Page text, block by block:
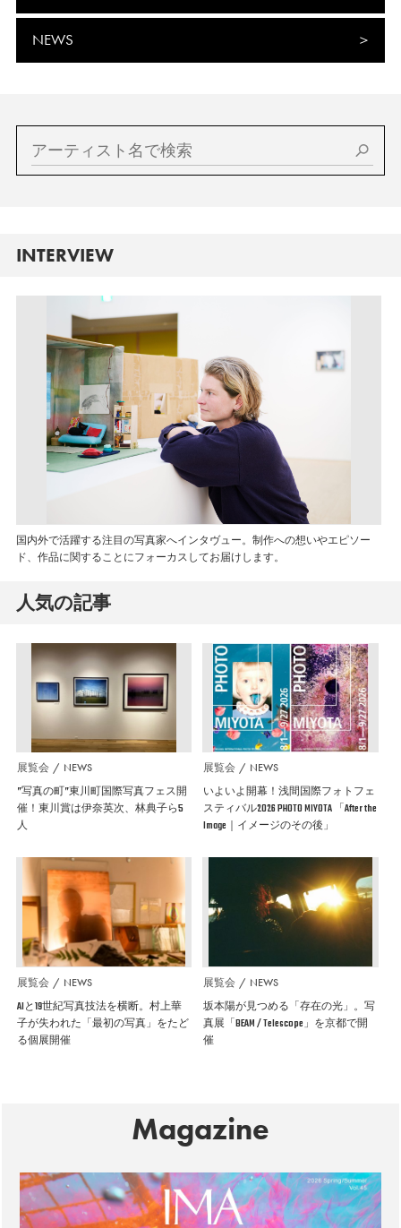
NEWS
INTERVIEW
国内外で活躍する注目の写真家へインタヴュー。制作への想いやエピソー
ド、作品に関することにフォーカスしてお届けします。
人気の記事
展覧会 NEWS
”写真の町”東川町国際写真フェス開
催！東川賞は伊奈英次、林典子ら5
人
展覧会 NEWS
いよいよ開幕！浅間国際フォトフェ
スティバル2026 PHOTO MIYOTA 「After the
Image｜イメージのその後」
展覧会 NEWS
AIと19世紀写真技法を横断。村上華
子が失われた「最初の写真」をたど
る個展開催
展覧会 NEWS
坂本陽が見つめる「存在の光」。写
真展「BEAM / Telescope」を京都で開
催
Magazine